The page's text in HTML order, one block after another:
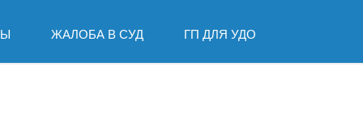
ЖАЛОБА В СУД ГП ДЛЯ УДО